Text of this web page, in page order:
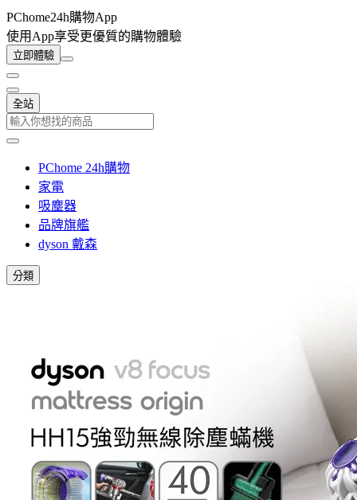
PChome24h購物App
使用App享受更優質的購物體驗
立即體驗
全站
PChome 24h購物
家電
吸塵器
品牌旗艦
dyson 戴森
分類